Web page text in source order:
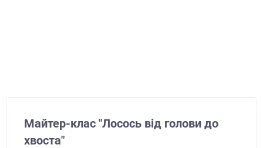
Майтер-клас "Лосось від голови до
хвоста"